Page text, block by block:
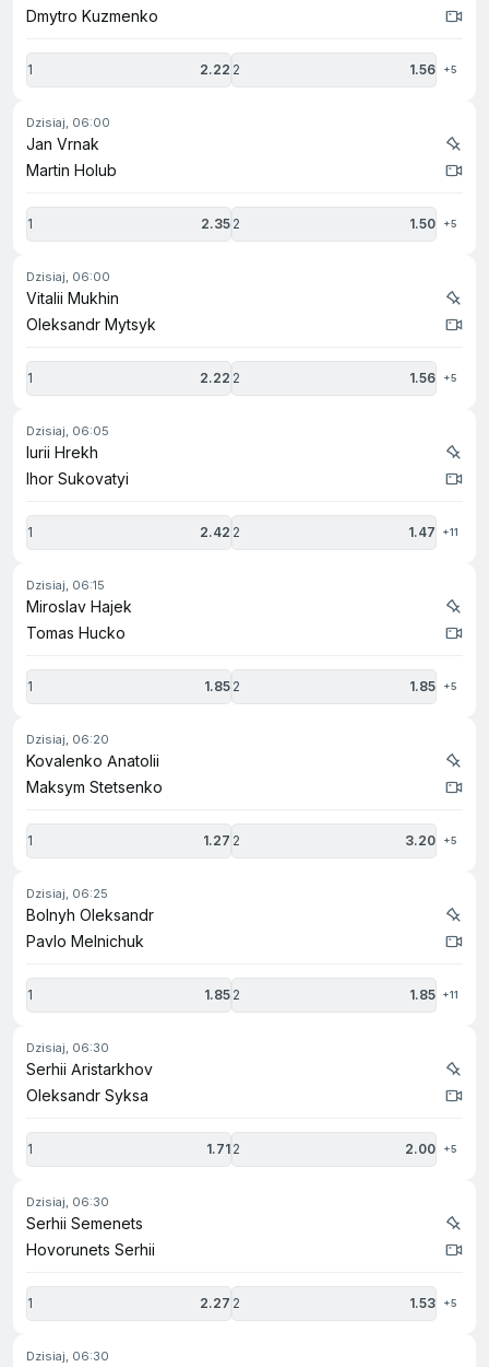
Dmytro Kuzmenko
1 2.22 2 1.56 +5
dzisiaj, 06:00
Jan Vrnak
Martin Holub
1 2.35 2 1.50 +5
dzisiaj, 06:00
Vitalii Mukhin
Oleksandr Mytsyk
1 2.22 2 1.56 +5
dzisiaj, 06:05
Iurii Hrekh
Ihor Sukovatyi
1 2.42 2 1.47 +11
dzisiaj, 06:15
Miroslav Hajek
Tomas Hucko
1 1.85 2 1.85 +5
dzisiaj, 06:20
Kovalenko Anatolii
Maksym Stetsenko
1 1.27 2 3.20 +5
dzisiaj, 06:25
Bolnyh Oleksandr
Pavlo Melnichuk
1 1.85 2 1.85 +11
dzisiaj, 06:30
Serhii Aristarkhov
Oleksandr Syksa
1 1.71 2 2.00 +5
dzisiaj, 06:30
Serhii Semenets
Hovorunets Serhii
1 2.27 2 1.53 +5
dzisiaj, 06:30